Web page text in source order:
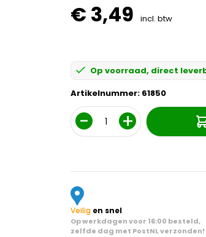
€ 3,49 incl. btw
Op voorraad, direct
Artikelnummer: 61850
Aantal
Veilig en snel
Op werkdagen voor 16:00 besteld,
zelfde dag met PostNL verzonden!